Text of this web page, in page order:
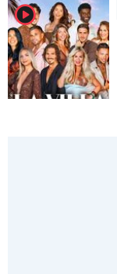
player2